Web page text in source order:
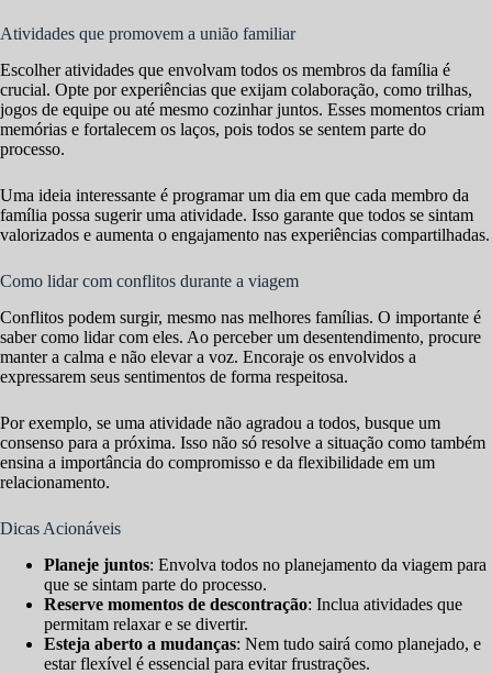
Atividades que promovem a união familiar
Escolher atividades que envolvam todos os membros da família é
crucial. Opte por experiências que exijam colaboração, como trilhas,
jogos de equipe ou até mesmo cozinhar juntos. Esses momentos criam
memórias e fortalecem os laços, pois todos se sentem parte do
processo.
Uma ideia interessante é programar um dia em que cada membro da
família possa sugerir uma atividade. Isso garante que todos se sintam
valorizados e aumenta o engajamento nas experiências compartilhadas.
Como lidar com conflitos durante a viagem
Conflitos podem surgir, mesmo nas melhores famílias. O importante é
saber como lidar com eles. Ao perceber um desentendimento, procure
manter a calma e não elevar a voz. Encoraje os envolvidos a
expressarem seus sentimentos de forma respeitosa.
Por exemplo, se uma atividade não agradou a todos, busque um
consenso para a próxima. Isso não só resolve a situação como também
ensina a importância do compromisso e da flexibilidade em um
relacionamento.
Dicas Acionáveis
Planeje juntos: Envolva todos no planejamento da viagem para
que se sintam parte do processo.
Reserve momentos de descontração: Inclua atividades que
permitam relaxar e se divertir.
Esteja aberto a mudanças: Nem tudo sairá como planejado, e
estar flexível é essencial para evitar frustrações.